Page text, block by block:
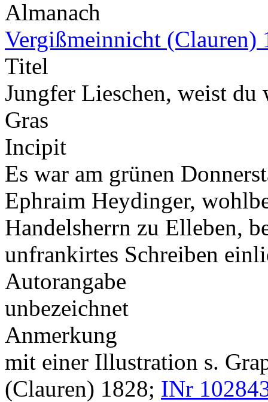
Almanach
Vergißmeinnicht (Clauren)
Titel
Jungfer Lieschen, weist
Gras
Incipit
Es war am grünen
Ephraim Heydinger,
Handelsherrn zu Elleben,
unfrankirtes Schreiben
Autorangabe
unbezeichnet
Anmerkung
mit einer Illustration s.
(Clauren) 1828; INr